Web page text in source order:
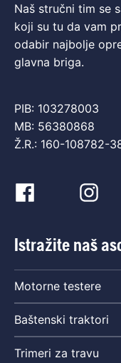
Naš stručni tim se
koji su tu da vam
odabir najbolje
glavna briga.
PIB: 103278003
MB: 56380868
Ž.R.: 160-108782-
Istražite naš
Motorne testere
Baštenski traktori
Trimeri za travu